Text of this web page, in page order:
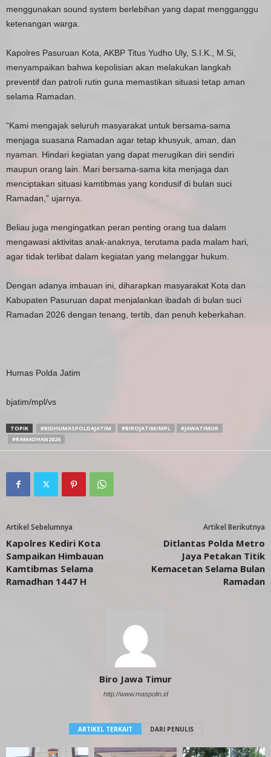
menggunakan sound system berlebihan yang dapat mengganggu
ketenangan warga.
Kapolres Pasuruan Kota, AKBP Titus Yudho Uly, S.I.K., M.Si,
menyampaikan bahwa kepolisian akan melakukan langkah
preventif dan patroli rutin guna memastikan situasi tetap aman
selama Ramadan.
“Kami mengajak seluruh masyarakat untuk bersama-sama
menjaga suasana Ramadan agar tetap khusyuk, aman, dan
nyaman. Hindari kegiatan yang dapat merugikan diri sendiri
maupun orang lain. Mari bersama-sama kita menjaga dan
menciptakan situasi kamtibmas yang kondusif di bulan suci
Ramadan,” ujarnya.
Beliau juga mengingatkan peran penting orang tua dalam
mengawasi aktivitas anak-anaknya, terutama pada malam hari,
agar tidak terlibat dalam kegiatan yang melanggar hukum.
Dengan adanya imbauan ini, diharapkan masyarakat Kota dan
Kabupaten Pasuruan dapat menjalankan ibadah di bulan suci
Ramadan 2026 dengan tenang, tertib, dan penuh keberkahan.
Humas Polda Jatim
bjatim/mpl/vs
TOPIK #BIDHUMASPOLDAJATIM #BIROJATIM/MPL
#JAWATIMUR
#RAMADHAN2026
Artikel Sebelumnya
Kapolres Kediri Kota
Sampaikan Himbauan
Kamtibmas Selama
Ramadhan 1447 H
Artikel Berikutnya
Ditlantas Polda Metro
Jaya Petakan Titik
Kemacetan Selama Bulan
Ramadan
Biro Jawa Timur
http://www.maspolin.id
ARTIKEL TERKAIT DARI PENULIS